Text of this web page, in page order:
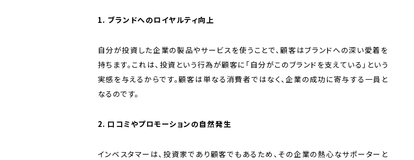
1. ブランドへのロイヤルティ向上
自分が投資した企業の製品やサービスを使うことで、顧客はブランドへの深い愛着を
持ちます。これは、投資という行為が顧客に「自分がこのブランドを支えている」という
実感を与えるからです。顧客は単なる消費者ではなく、企業の成功に寄与する一員と
なるのです。
2. 口コミやプロモーションの自然発生
インベスタマーは、投資家であり顧客でもあるため、その企業の熱心なサポーターと